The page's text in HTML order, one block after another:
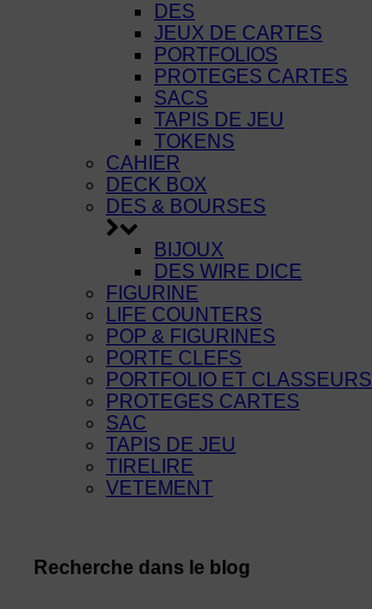
DES
JEUX DE CARTES
PORTFOLIOS
PROTEGES CARTES
SACS
TAPIS DE JEU
TOKENS
CAHIER
DECK BOX
DES & BOURSES
BIJOUX
DES WIRE DICE
FIGURINE
LIFE COUNTERS
POP & FIGURINES
PORTE CLEFS
PORTFOLIO ET CLASSEURS
PROTEGES CARTES
SAC
TAPIS DE JEU
TIRELIRE
VETEMENT
Recherche dans le blog